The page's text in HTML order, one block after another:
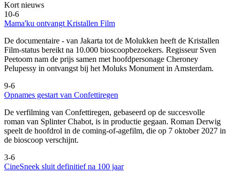
Kort nieuws
10-6
Mama'ku ontvangt Kristallen Film
De documentaire - van Jakarta tot de Molukken heeft de Kristallen
Film-status bereikt na 10.000 bioscoopbezoekers. Regisseur Sven
Peetoom nam de prijs samen met hoofdpersonage Cheroney
Pelupessy in ontvangst bij het Moluks Monument in Amsterdam.
9-6
Opnames gestart van Confettiregen
De verfilming van Confettiregen, gebaseerd op de succesvolle
roman van Splinter Chabot, is in productie gegaan. Roman Derwig
speelt de hoofdrol in de coming-of-agefilm, die op 7 oktober 2027 in
de bioscoop verschijnt.
3-6
CineSneek sluit definitief na 100 jaar